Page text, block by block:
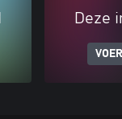
Deze